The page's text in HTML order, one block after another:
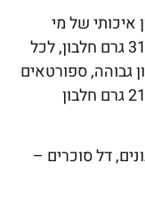
איכותי של מי
גבינה וחלבון קולגן, למשקל 91 גרם כ-31 גרם חלבון, לכל
גבוהה, ספורטאים
ומקצועיים, לחטיף במשקל 62 גרם כ-21 גרם חלבון
דל סוכרים –